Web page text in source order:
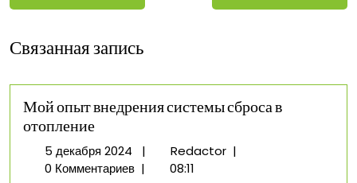
Связанная запись
Мой опыт внедрения системы сброса в
отопление
5 декабря 20245
декабря
| RedactorМой
|
0 Комментариев |
08:11